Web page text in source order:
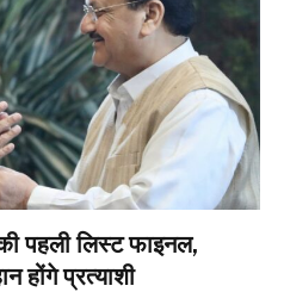
पहली लिस्ट फाइनल,
होंगे प्रत्याशी